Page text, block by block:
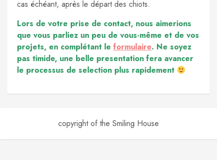
cas échéant, après le départ des chiots.
Lors de votre prise de contact, nous aimerions
que vous parliez un peu de vous-même et de vos
projets, en complétant le formulaire. Ne soyez
pas timide, une belle presentation fera avancer
le processus de selection plus rapidement
copyright of the Smiling House